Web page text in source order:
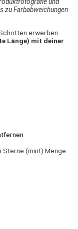
und
zu Farbabweichungen
erwerben.
Länge) mit deiner
Sterne (mint) Menge